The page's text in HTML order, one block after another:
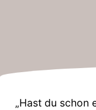
„Hast du schon